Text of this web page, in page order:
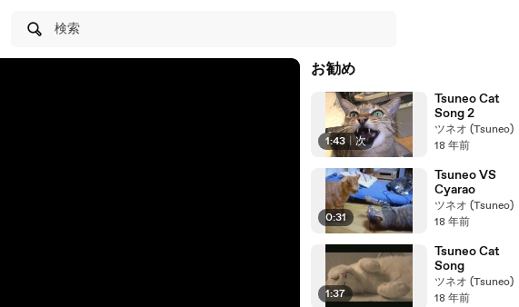
検索
お勧め
1:43 次
Tsuneo Cat
Song 2
ツネオ (Tsuneo)
18 年前
0:31
Tsuneo VS
Cyarao
ツネオ (Tsuneo)
18 年前
1:37
Tsuneo Cat
Song
ツネオ (Tsuneo)
18 年前